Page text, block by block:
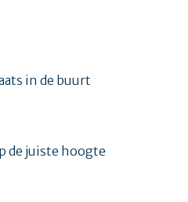
in de buurt
de juiste hoogte